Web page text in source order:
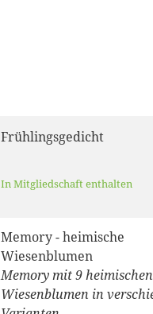
Frühlingsgedicht
In Mitgliedschaft enthalten
Memory - heimische
Wiesenblumen
Memory mit 9 heimischen
Wiesenblumen in